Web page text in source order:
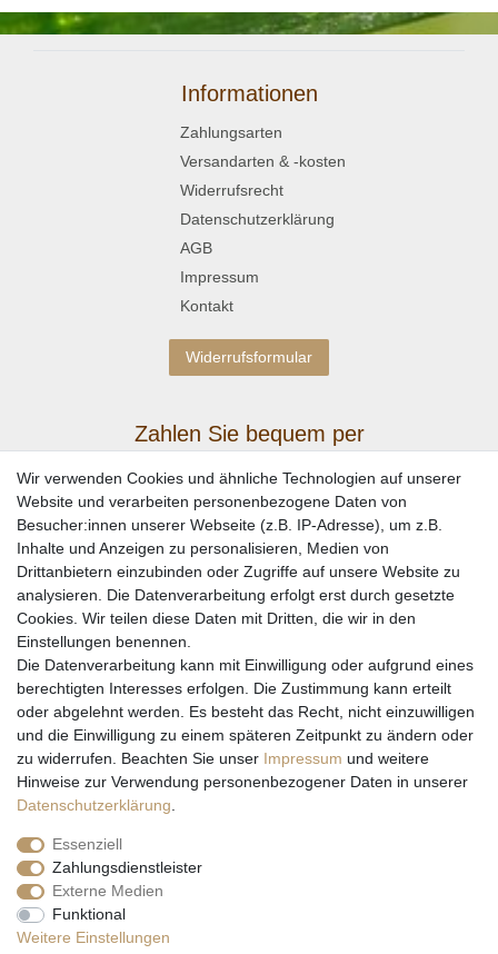
Informationen
Zahlungsarten
Versandarten & -kosten
Widerrufsrecht
Datenschutzerklärung
AGB
Impressum
Kontakt
Widerrufsformular
Zahlen Sie bequem per
Wir versenden mit
* Alle Preise inkl. gesetzl. Mehrwertsteuer zzgl. Versandkosten und ggf.
Nachnahmegebühren, wenn nicht anders beschrieben
Wir verwenden Cookies und ähnliche Technologien auf unserer
Website und verarbeiten personenbezogene Daten von
Besucher:innen unserer Webseite (z.B. IP-Adresse), um z.B.
Inhalte und Anzeigen zu personalisieren, Medien von
Drittanbietern einzubinden oder Zugriffe auf unsere Website zu
analysieren. Die Datenverarbeitung erfolgt erst durch gesetzte
Cookies. Wir teilen diese Daten mit Dritten, die wir in den
Einstellungen benennen.
Die Datenverarbeitung kann mit Einwilligung oder aufgrund eines
berechtigten Interesses erfolgen. Die Zustimmung kann erteilt
oder abgelehnt werden. Es besteht das Recht, nicht einzuwilligen
und die Einwilligung zu einem späteren Zeitpunkt zu ändern oder
zu widerrufen. Beachten Sie unser Impressum und weitere
Hinweise zur Verwendung personenbezogener Daten in unserer
Daten­schutz­erklärung
Essenziell
Zahlungsdienstleister
Externe Medien
Funktional
Weitere Einstellungen